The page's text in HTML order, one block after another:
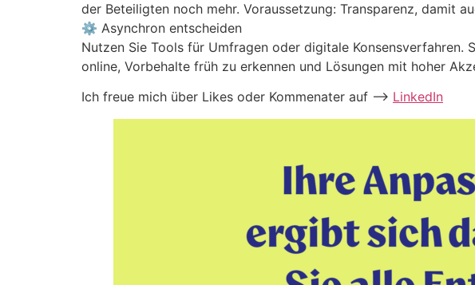
der Beteiligten noch mehr. Voraussetzung: Transparenz, damit
⚙️ Asynchron entscheiden
Nutzen Sie Tools für Umfragen oder digitale Konsensverfahren.
online, Vorbehalte früh zu erkennen und Lösungen mit hoher
Ich freue mich über Likes oder Kommenater auf –> LinkedIn